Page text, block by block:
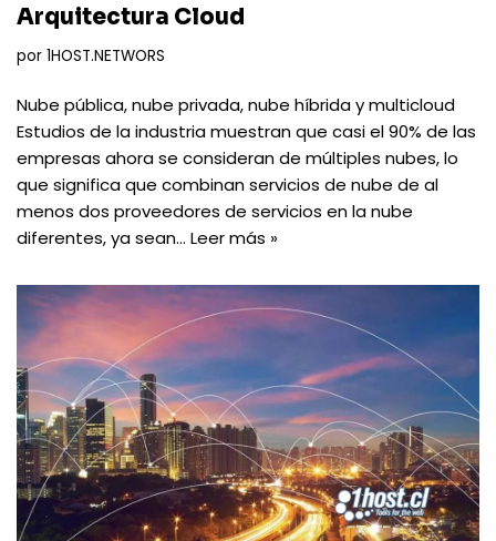
Arquitectura Cloud
por 1HOST.NETWORS
Nube pública, nube privada, nube híbrida y multicloud
Estudios de la industria muestran que casi el 90% de las
empresas ahora se consideran de múltiples nubes, lo
que significa que combinan servicios de nube de al
menos dos proveedores de servicios en la nube
diferentes, ya sean… Leer más »